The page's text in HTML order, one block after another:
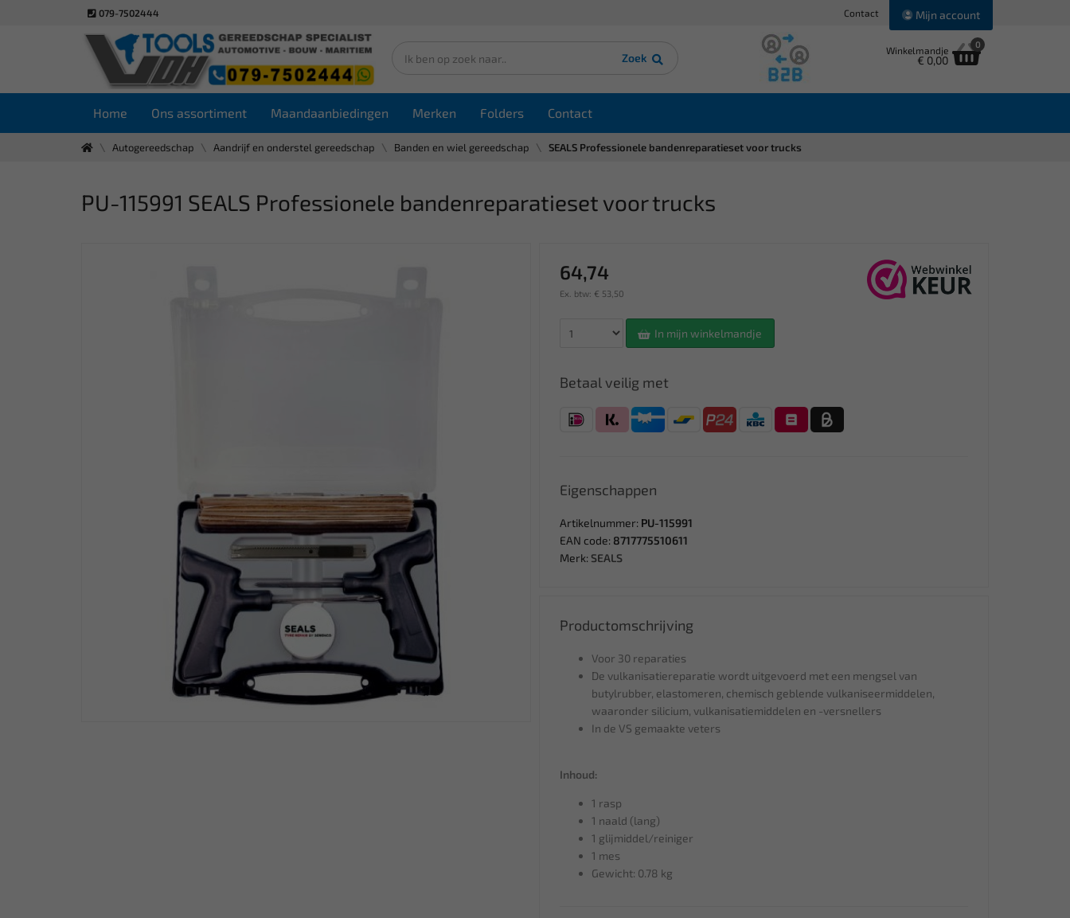
079-7502444 Contact Mijn account
Zoek
Winkelmandje
€ 0,00
0
Home Ons assortiment Maandaanbiedingen Merken Folders Contact
Autogereedschap Aandrijf en onderstel gereedschap Banden en wiel gereedschap SEALS Professionele bandenreparatieset voor trucks
PU-115991 SEALS Professionele bandenreparatieset voor trucks
64,74
Ex. btw: € 53,50
In mijn winkelmandje
Betaal veilig met
Eigenschappen
Artikelnummer: PU-115991
EAN code: 8717775510611
Merk: SEALS
Productomschrijving
Voor 30 reparaties
De vulkanisatiereparatie wordt uitgevoerd met een mengsel van
butylrubber, elastomeren, chemisch geblende vulkaniseermiddelen,
waaronder silicium, vulkanisatiemiddelen en -versnellers
In de VS gemaakte veters
Inhoud:
1 rasp
1 naald (lang)
1 glijmiddel/reiniger
1 mes
Gewicht: 0.78 kg